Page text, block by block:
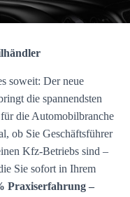
soweit: Der neue
die spannendsten
die Automobilbranche
ob Sie Geschäftsführer
Kfz-Betriebs sind –
Sie sofort in Ihrem
Praxiserfahrung –